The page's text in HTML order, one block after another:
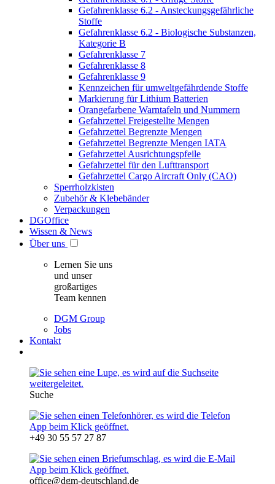
Gefahrenklasse 6.2 - Ansteckungsgefährliche
Stoffe
Gefahrenklasse 6.2 - Biologische Substanzen,
Kategorie B
Gefahrenklasse 7
Gefahrenklasse 8
Gefahrenklasse 9
Kennzeichen für umweltgefährdende Stoffe
Markierung für Lithium Batterien
Orangefarbene Warntafeln und Nummern
Gefahrzettel Freigestellte Mengen
Gefahrzettel Begrenzte Mengen
Gefahrzettel Begrenzte Mengen IATA
Gefahrzettel Ausrichtungspfeile
Gefahrzettel für den Lufttransport
Gefahrzettel Cargo Aircraft Only (CAO)
Sperrholzkisten
Zubehör & Klebebänder
Verpackungen
DGOffice
Wissen & News
Über uns
Lernen Sie uns
und unser
großartiges
Team kennen
DGM Group
Jobs
Kontakt
Suche
+49 30 55 57 27 87
office@dgm-deutschland.de